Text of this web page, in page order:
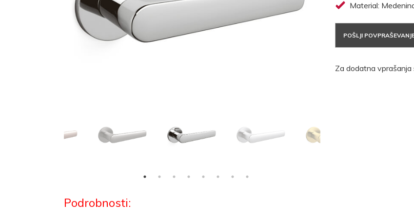
Material:
POŠLJI
Za dodatna vprašanja
Podrobnosti: